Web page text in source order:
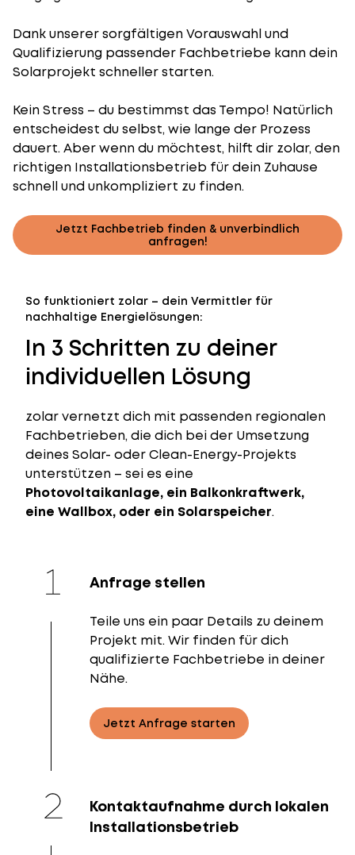
Dank unserer sorgfältigen Vorauswahl und
Qualifizierung passender Fachbetriebe kann dein
Solarprojekt schneller starten.
Kein Stress – du bestimmst das Tempo! Natürlich
entscheidest du selbst, wie lange der Prozess
dauert. Aber wenn du möchtest, hilft dir zolar, den
richtigen Installationsbetrieb für dein Zuhause
schnell und unkompliziert zu finden.
Jetzt Fachbetrieb finden & unverbindlich
anfragen!
So funktioniert zolar – dein Vermittler für
nachhaltige Energielösungen:
In 3 Schritten zu deiner
individuellen Lösung
zolar vernetzt dich mit passenden regionalen
Fachbetrieben, die dich bei der Umsetzung
deines Solar- oder Clean-Energy-Projekts
unterstützen – sei es eine
Photovoltaikanlage, ein Balkonkraftwerk,
eine Wallbox, oder ein Solarspeicher.
Anfrage stellen
Teile uns ein paar Details zu deinem
Projekt mit. Wir finden für dich
qualifizierte Fachbetriebe in deiner
Nähe.
Jetzt Anfrage starten
Kontaktaufnahme durch lokalen
Installationsbetrieb